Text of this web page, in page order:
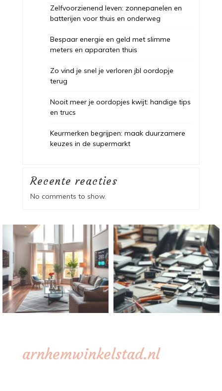
Zelfvoorzienend leven: zonnepanelen en
batterijen voor thuis en onderweg
Bespaar energie en geld met slimme
meters en apparaten thuis
Zo vind je snel je verloren jbl oordopje
terug
Nooit meer je oordopjes kwijt: handige tips
en trucs
Keurmerken begrijpen: maak duurzamere
keuzes in de supermarkt
Recente reacties
No comments to show.
arnhemwinkelstad.nl